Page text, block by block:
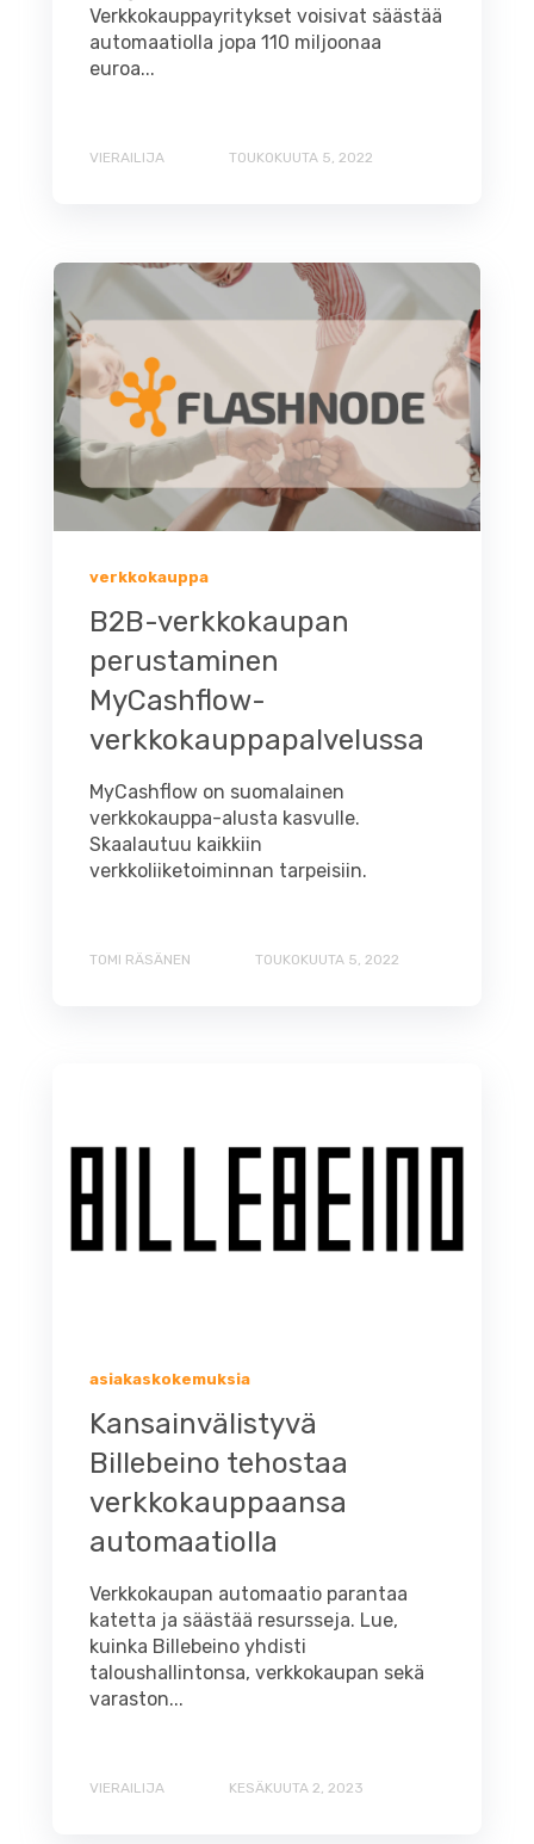
Verkkokauppayritykset voisivat säästää
automaatiolla jopa 110 miljoonaa
euroa...
VIERAILIJA TOUKOKUUTA 5, 2022
verkkokauppa
B2B-verkkokaupan
perustaminen
MyCashflow-
verkkokauppapalvelussa
MyCashflow on suomalainen
verkkokauppa-alusta kasvulle.
Skaalautuu kaikkiin
verkkoliiketoiminnan tarpeisiin.
TOMI RÄSÄNEN TOUKOKUUTA 5, 2022
asiakaskokemuksia
Kansainvälistyvä
Billebeino tehostaa
verkkokauppaansa
automaatiolla
Verkkokaupan automaatio parantaa
katetta ja säästää resursseja. Lue,
kuinka Billebeino yhdisti
taloushallintonsa, verkkokaupan sekä
varaston...
VIERAILIJA KESÄKUUTA 2, 2023